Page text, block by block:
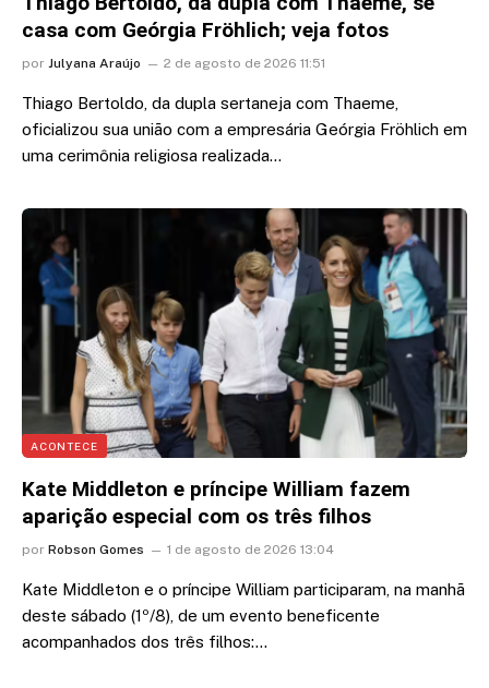
casa com Geórgia Fröhlich; veja fotos
por Julyana Araújo 2 de agosto de 2026 11:51
Thiago Bertoldo, da dupla sertaneja com Thaeme,
oficializou sua união com a empresária Geórgia Fröhlich em
uma cerimônia religiosa realizada…
ACONTECE
Kate Middleton e príncipe William fazem
aparição especial com os três filhos
por Robson Gomes 1 de agosto de 2026 13:04
Kate Middleton e o príncipe William participaram, na manhã
deste sábado (1º/8), de um evento beneficente
acompanhados dos três filhos:…